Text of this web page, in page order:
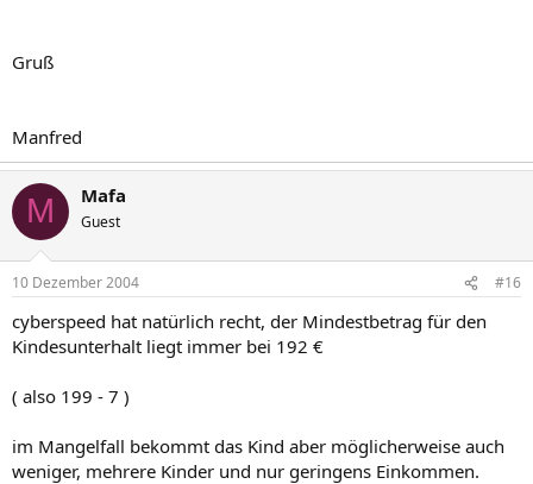
Gruß
Manfred
M Mafa
Guest
10 Dezember 2004 #16
cyberspeed hat natürlich recht, der Mindestbetrag für den
Kindesunterhalt liegt immer bei 192 €
( also 199 - 7 )
im Mangelfall bekommt das Kind aber möglicherweise auch
weniger, mehrere Kinder und nur geringens Einkommen.